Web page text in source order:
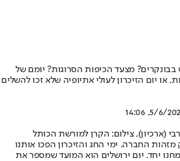
מצעד הכיפות הסרוגות? יומם של
או יום הזיכרון לעולי אתיופיה שלא זכו להשלים
5/6/2024,
(ארכיון), צילום: הקרן למורשת הכותל
החברה. ימי החג והזיכרון הפכו אותנו
יחד. יום ירושלים הוא המועד שמספר את